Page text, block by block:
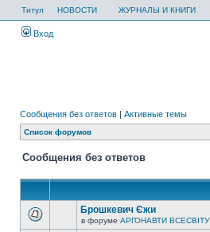
Титул НОВОСТИ ЖУРНАЛЫ И КНИГИ
Вход
Сообщения без ответов | Активные темы
Список форумов
Сообщения без ответов
Брошкевич Єжи
в форуме АРГОНАВТИ ВСЕСВIТУ